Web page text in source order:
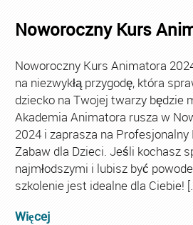
Noworoczny Kurs
Noworoczny Kurs Animatora
na niezwykłą przygodę, która
dziecko na Twojej twarzy będzie
Akademia Animatora rusza w
2024 i zaprasza na
Zabaw dla Dzieci. Jeśli kochasz
najmłodszymi i lubisz być
szkolenie jest idealne dla Ciebie!
Więcej